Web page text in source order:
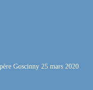
Goscinny 25 mars 2020